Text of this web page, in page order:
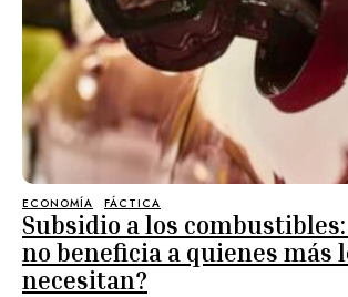
ECONOMÍA FÁCTICA
Subsidio a los
no beneficia a quienes más
necesitan?